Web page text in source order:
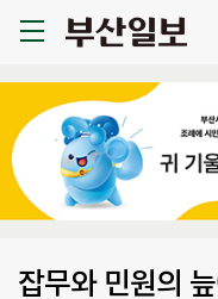
잡무와 민원의